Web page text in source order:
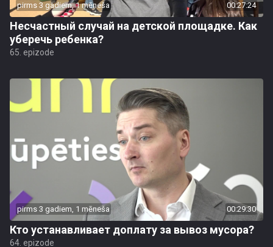
pirms 3 gadiem, 1 mēneša 00:27:24
Несчастный случай на детской площадке. Как
уберечь ребенка?
65. epizode
pirms 3 gadiem, 1 mēneša 00:29:30
Кто устанавливает доплату за вывоз мусора?
64. epizode